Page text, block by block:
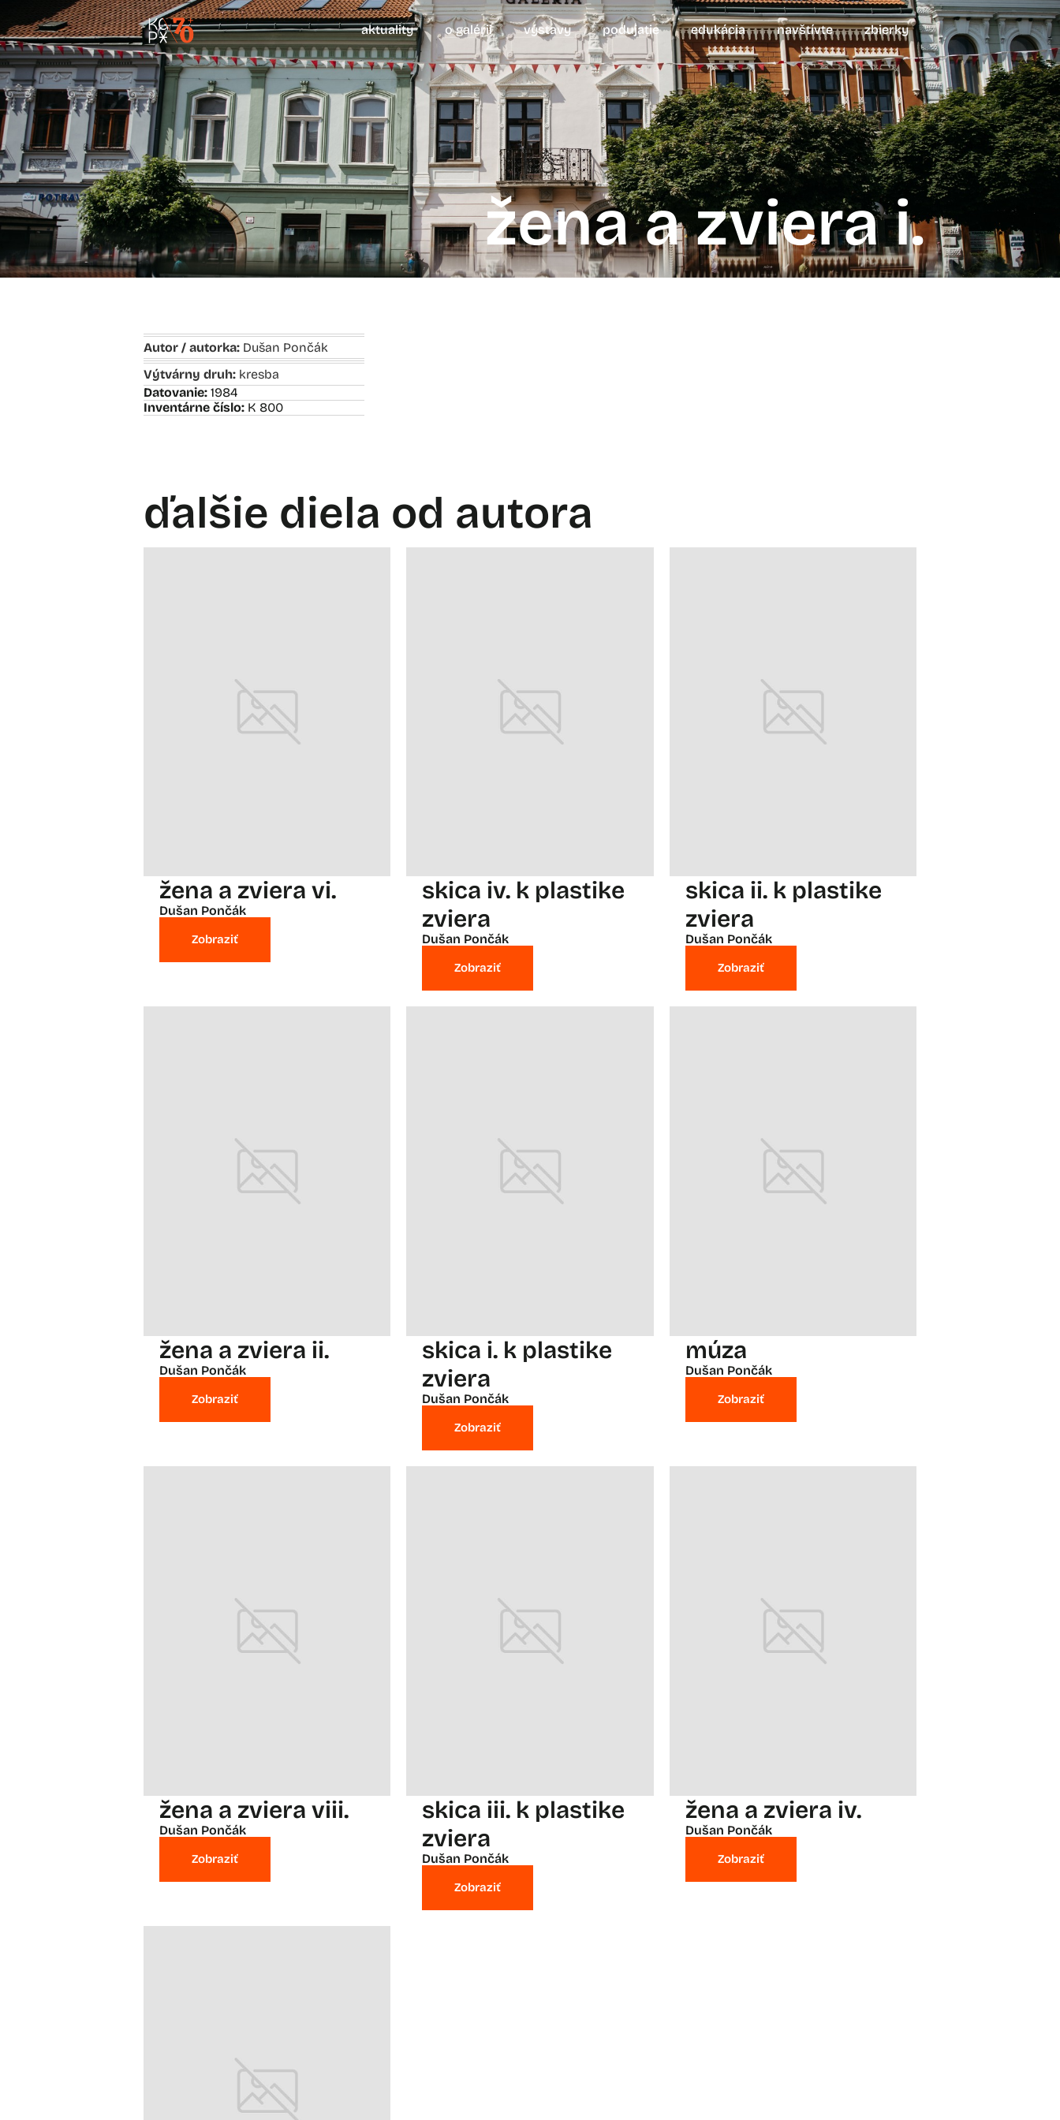
aktuality o galérii výstavy podujatie edukácia navštívte zbierky
žena a zviera i.
Autor / autorka: Dušan Pončák
Výtvárny druh: kresba
Datovanie: 1984
Inventárne číslo: K 800
ďalšie diela od autora
žena a zviera vi.
Dušan Pončák
Zobraziť
skica iv. k plastike
zviera
Dušan Pončák
Zobraziť
skica ii. k plastike
zviera
Dušan Pončák
Zobraziť
žena a zviera ii.
Dušan Pončák
Zobraziť
skica i. k plastike
zviera
Dušan Pončák
Zobraziť
múza
Dušan Pončák
Zobraziť
žena a zviera viii.
Dušan Pončák
Zobraziť
skica iii. k plastike
zviera
Dušan Pončák
Zobraziť
žena a zviera iv.
Dušan Pončák
Zobraziť